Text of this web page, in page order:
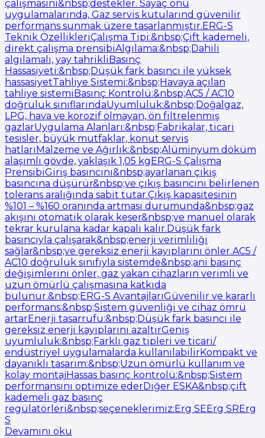
çalışmasını&nbsp;destekler. Sayaç önü
uygulamalarında, Gaz servis kutularınd güvenilir
performans sunmak üzere tasarlanmıştır.ERG-S
Teknik ÖzellikleriÇalışma Tipi:&nbsp;Çift kademeli,
direkt çalışma prensibiAlgılama:&nbsp;Dahili
algılamalı, yay tahrikliBasınç
Hassasiyeti:&nbsp;Düşük fark basıncı ile yüksek
hassasiyetTahliye Sistemi:&nbsp;Havaya açılan
tahliye sistemiBasınç Kontrolü:&nbsp;AC5 / AC10
doğruluk sınıflarındaUyumluluk:&nbsp;Doğalgaz,
LPG, hava ve korozif olmayan, ön filtrelenmiş
gazlarUygulama Alanları:&nbsp;Fabrikalar, ticari
tesisler, büyük mutfaklar, konut servis
hatlarıMalzeme ve Ağırlık:&nbsp;Alüminyum döküm
alaşımlı gövde, yaklaşık 1,05 kgERG-S Çalışma
PrensibiGiriş basıncını&nbsp;ayarlanan çıkış
basıncına düşürür&nbsp;ve çıkış basıncını belirlenen
tolerans aralığında sabit tutar.Çıkış kapasitesinin
%101 – %160 oranında artması durumunda&nbsp;gaz
akışını otomatik olarak keser&nbsp;ve manuel olarak
tekrar kurulana kadar kapalı kalır.Düşük fark
basıncıyla çalışarak&nbsp;enerji verimliliği
sağlar&nbsp;ve gereksiz enerji kayıplarını önler.AC5 /
AC10 doğruluk sınıfıyla sistemde&nbsp;ani basınç
değişimlerini önler, gaz yakan cihazların verimli ve
uzun ömürlü çalışmasına katkıda
bulunur.&nbsp;ERG-S AvantajlarıGüvenilir ve kararlı
performans:&nbsp;Sistem güvenliği ve cihaz ömrü
artarEnerji tasarrufu:&nbsp;Düşük fark basıncı ile
gereksiz enerji kayıplarını azaltırGeniş
uyumluluk:&nbsp;Farklı gaz tipleri ve ticari/
endüstriyel uygulamalarda kullanılabilirKompakt ve
dayanıklı tasarım:&nbsp;Uzun ömürlü kullanım ve
kolay montajHassas basınç kontrolü:&nbsp;Sistem
performansını optimize ederDiğer ESKA&nbsp;çift
kademeli gaz basınç
regülatörleri&nbsp;seçeneklerimiz:Erg SEErg SRErg
S
Devamını oku